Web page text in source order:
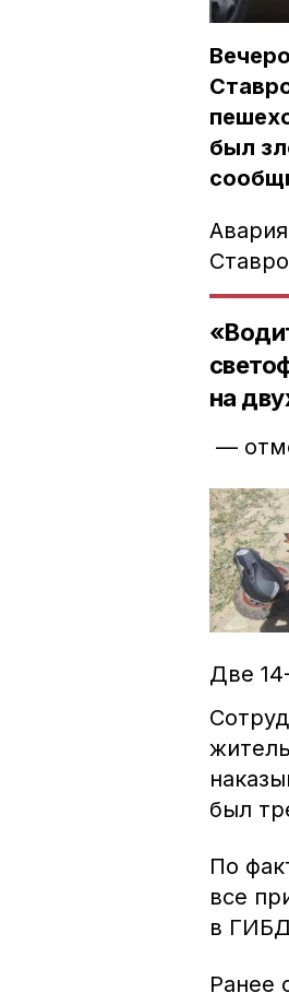
был
на
—
Две
был
По
все
в
Ранее